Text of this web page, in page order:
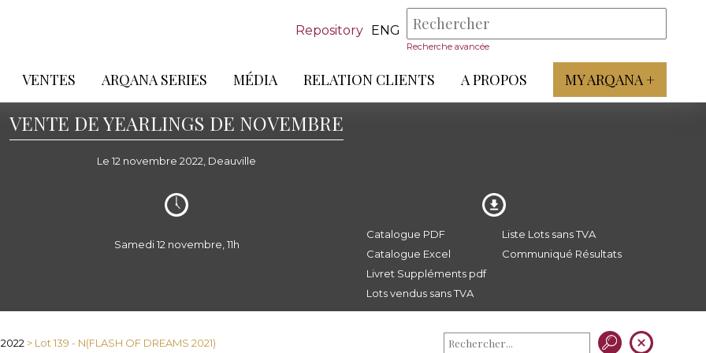
Repository ENG
Recherche avancée
VENTES ARQANA SERIES MÉDIA RELATION CLIENTS A PROPOS MY ARQANA +
VENTE DE YEARLINGS DE NOVEMBRE
Le 12 novembre 2022, Deauville
Samedi 12 novembre, 11h
Catalogue PDF
Catalogue Excel
Livret Suppléments pdf
Lots vendus sans TVA
Liste Lots sans TVA
Communiqué Résultats
> Lot 139 - N(FLASH OF DREAMS 2021)